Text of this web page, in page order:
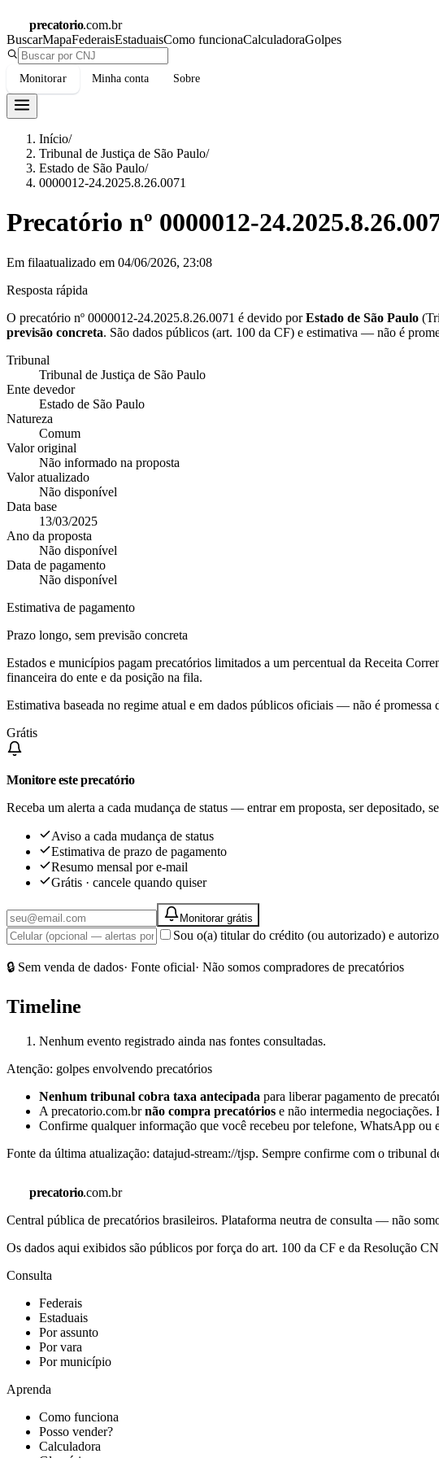
precatorio.com.br
BuscarMapaFederaisEstaduaisComo funcionaCalculadoraGolpes
Monitorar Minha conta Sobre
Início/
Tribunal de Justiça de São Paulo/
Estado de São Paulo/
0000012-24.2025.8.26.0071
Precatório nº 0000012-
Em filaatualizado em 04/06/2026, 23:08
Resposta rápida
O precatório nº 0000012-24.2025.8.26.0071 é devido porEstado de São Paulo (
previsão concreta. São dados públicos (art. 100 da CF) e estimativa — não é
Tribunal
Tribunal de Justiça de São Paulo
Ente devedor
Estado de São Paulo
Natureza
Comum
Valor original
Não informado na proposta
Valor atualizado
Não disponível
Data base
13/03/2025
Ano da proposta
Não disponível
Data de pagamento
Não disponível
Estimativa de pagamento
Prazo longo, sem previsão concreta
Estados e municípios pagam precatórios limitados a um percentual da Receita
financeira do ente e da posição na fila.
Estimativa baseada no regime atual e em dados públicos oficiais — não é promessa
Grátis
Monitore este precatório
Receba um alerta a cada mudança de status — entrar em proposta, ser depositado,
Aviso a cada mudança de status
Estimativa de prazo de pagamento
Resumo mensal por e-mail
Grátis · cancele quando quiser
Monitorar grátis
Sou o(a) titular do crédito (ou autorizado) e
🔒 Sem venda de dados· Fonte oficial· Não somos compradores de precatórios
Timeline
Nenhum evento registrado ainda nas fontes consultadas.
Atenção: golpes envolvendo precatórios
Nenhum tribunal cobra taxa antecipada para liberar pagamento de
A precatorio.com.brnão compra precatórios e não intermedia
Confirme qualquer informação que você recebeu por telefone, WhatsApp ou
Fonte da última atualização: datajud-stream://tjsp. Sempre confirme com o tribunal
precatorio.com.br
Central pública de precatórios brasileiros. Plataforma neutra de consulta — não
Os dados aqui exibidos são públicos por força do art. 100 da CF e da Resolução
Consulta
Federais
Estaduais
Por assunto
Por vara
Por município
Aprenda
Como funciona
Posso vender?
Calculadora